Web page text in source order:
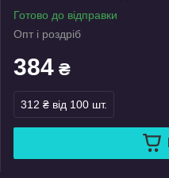
Готово до відправки
Опт і роздріб
384 ₴
312 ₴ від 100 шт.